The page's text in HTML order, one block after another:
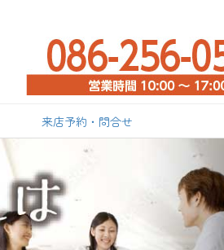
来店予約・問合せ